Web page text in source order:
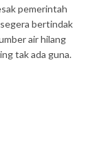
pemerintah
bertindak
air hilang
tak ada guna.